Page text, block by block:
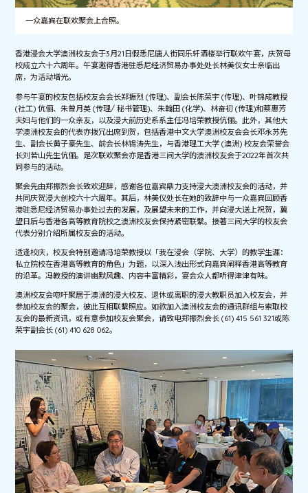
一众嘉宾在联欢聚会上合照。
香港浸会大学澳洲校友会于3月21日假悉尼唐人街同乐轩酒楼举行联欢午宴，庆贺母
校成立六十六周年。午宴邀得香港驻悉尼经济贸易办事处处长林美仪女士亲临出
席，为活动增光。
参与午宴的校友包括校友会会长郑振烈 (传理)、副会长陈荣宇 (传理)、叶锦成教授
(社工) 伉俪、朱曾月英 (传理/ 秘书管理)、朱翰田 (化学)、林奋初 (传理)和蔡惠芳
夫妇与他们的一众亲友，以及浸大前历史系系主任冯培荣教授伉俪。此外，其他大
学澳洲校友会的代表亦拨冗出席到贺，包括香港中文大学澳洲校友会会长邓永苏先
生、副会长黄子豪先生、前会长林锡涛先生，与香港理工大学 (澳洲) 校友会荣誉会
长刘若山先生伉俪。是次联欢聚会亦是香港三间大学的澳洲校友会于2022年首次共
同参与的活动。
聚会先由郑振烈会长致欢迎辞，感谢各位嘉宾鼎力支持浸大澳洲校友会的活动，并
共同庆贺浸大创校六十六周年。其后，林美仪处长在她的致辞中与一众嘉宾回顾香
港驻悉尼经济贸易办事处过去的发展，及展望未来的工作，并向浸大送上祝贺，冀
望日后与香港各高等教育院校之澳洲校友会保持紧密联繫。接著三间大学的校友会
代表分别介绍所属校友会的活动。
适逢校庆，校友会特别邀请冯培荣教授以「我在浸会（学院、大学）的教学生涯：
私立院校在香港高等教育的角色」为题，以深入浅出形式向嘉宾阐释香港高等教育
的沿革。冯教授的演讲幽默风趣、内容丰富精彩，宴会众人都听得津津有味。
澳洲校友会唿吁聚居于澳洲的浸大校友、退休或离职的浸大教职员加入校友会，并
参加校友会的聚会，彼此互相联繫照应。如欲加入澳洲校友会的通讯群组与索取校
友会的最新资讯，或有意参加校友会聚会，请致电郑振烈会长 (61) 415 561 321或陈
荣宇副会长 (61) 410 628 062。